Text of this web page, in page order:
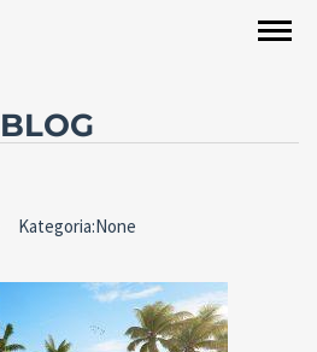
BLOG
Kategoria:None